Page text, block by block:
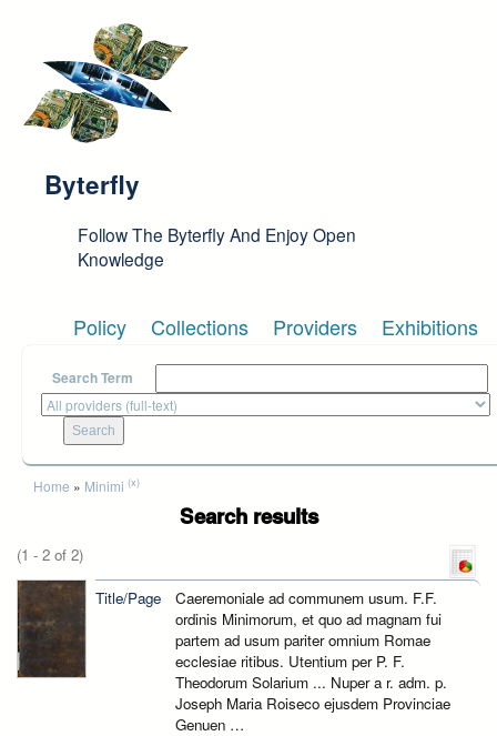
Byterfly
Follow The Byterfly And Enjoy Open
Knowledge
Policy Collections Providers Exhibitions
Search Term
You are here
Home » Minimi (x)
Search results
(1 - 2 of 2)
Title/Page
Caeremoniale ad communem usum. F.F.
ordinis Minimorum, et quo ad magnam fui
partem ad usum pariter omnium Romae
ecclesiae ritibus. Utentium per P. F.
Theodorum Solarium ... Nuper a r. adm. p.
Joseph Maria Roiseco ejusdem Provinciae
Genuen …